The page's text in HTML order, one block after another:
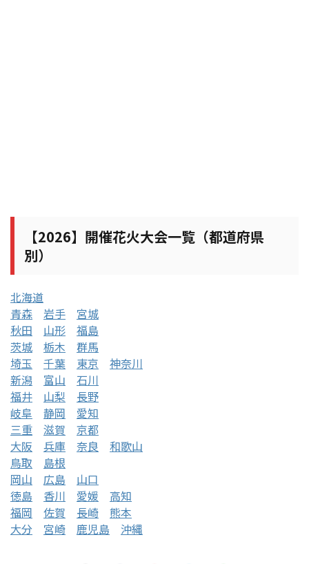
【2026】開催花火大会一覧（都道府県
別）
北海道
青森
岩手
宮城
秋田
山形
福島
茨城
栃木
群馬
埼玉
千葉 東京
神奈川
新潟
富山
石川
福井
山梨
長野
岐阜
静岡
愛知
三重
滋賀
京都
大阪
兵庫 奈良
和歌山
鳥取
島根
岡山
広島
山口
徳島
香川 愛媛
高知
福岡
佐賀 長崎
熊本
大分
宮崎 鹿児島 沖縄